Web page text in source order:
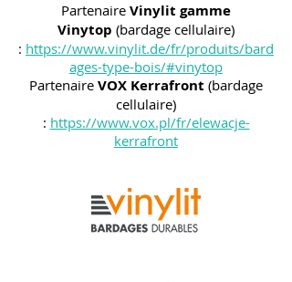
Partenaire Vinylit gamme
Vinytop (bardage cellulaire)
: https://www.vinylit.de/fr/produits/bard
ages-type-bois/#vinytop
Partenaire VOX Kerrafront (bardage
cellulaire)
: https://www.vox.pl/fr/elewacje-
kerrafront